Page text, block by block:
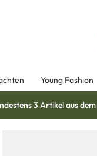
Young Fashion
3 Artikel aus dem